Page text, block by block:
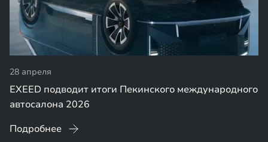
28 апреля
EXEED подводит итоги Пекинского международного
автосалона 2026
Подробнее